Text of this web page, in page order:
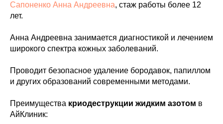
Сапоненко Анна Андреевна, стаж работы более 12
лет.
Анна Андреевна занимается диагностикой и лечением
широкого спектра кожных заболеваний.
Проводит безопасное удаление бородавок, папиллом
и других образований современными методами.
Преимущества криодеструкции жидким азотом в
АйКлиник: